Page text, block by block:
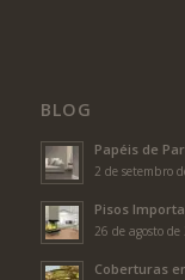
BLOG
Papéis de
2 de setembro
Pisos
26 de agosto
Coberturas